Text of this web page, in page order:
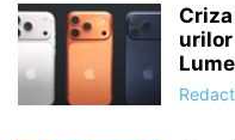
Lume